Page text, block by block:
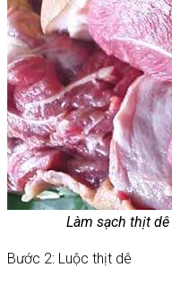
Làm sạch thịt
Bước 2: Luộc thịt dê